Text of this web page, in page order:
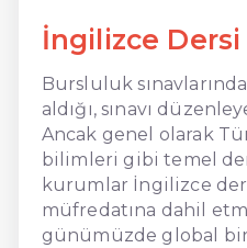
İngilizce
Bursluluk
aldığı, sınavı
Ancak genel olarak
bilimleri gibi temel
kurumlar İngilizce
müfredatına dahil
günümüzde global